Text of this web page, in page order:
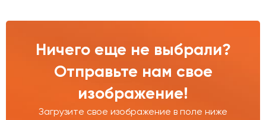
Ничего еще не выбрали?
Отправьте нам свое
изображение!
Загрузите свое изображение в поле ниже